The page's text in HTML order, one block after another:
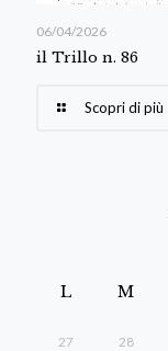
06/04/2026
il Trillo n. 86
Scopri di più
L M
27 28